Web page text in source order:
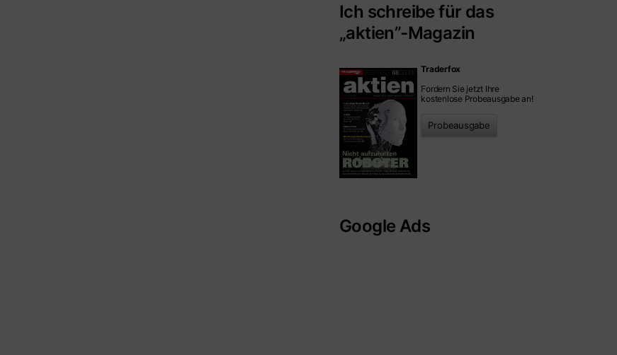
Ich schreibe für das
„aktien”-Magazin
Traderfox
Fordern Sie jetzt Ihre
kostenlose Probeausgabe an!
Probeausgabe
Google Ads